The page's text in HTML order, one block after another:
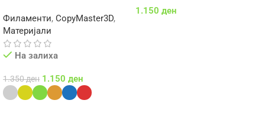
Филаменти, CopyMaster3D,
Материјали
На залиха
1.350ден 1.150 ден
1.150 ден